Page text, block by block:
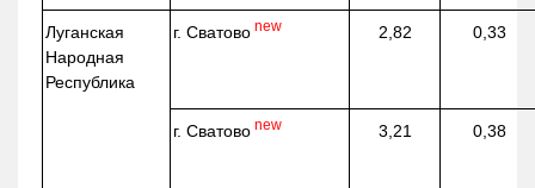
Луганская
Народная
Республика
г. Сватово new 2,82 0,33
г. Сватово new 3,21 0,38